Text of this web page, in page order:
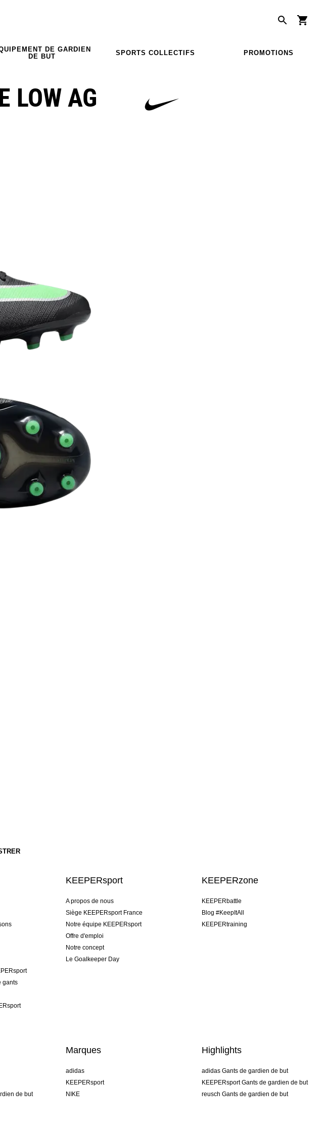
DE GARDIEN
DE BUT
SPORTS COLLECTIFS PROMOTIONS
LOW AG
gants
KEEPERsport
A propos de nous
Siège KEEPERsport France
Notre équipe KEEPERsport
Offre d'emploi
Notre concept
Le Goalkeeper Day
KEEPERzone
KEEPERbattle
Blog #KeepItAll
KEEPERtraining
de but
Marques
adidas
KEEPERsport
NIKE
Highlights
adidas Gants de gardien de but
KEEPERsport Gants de gardien de but
reusch Gants de gardien de but